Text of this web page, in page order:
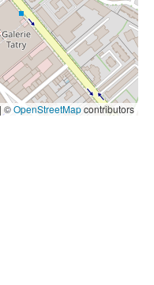
| ©OpenStreetMapcontributors